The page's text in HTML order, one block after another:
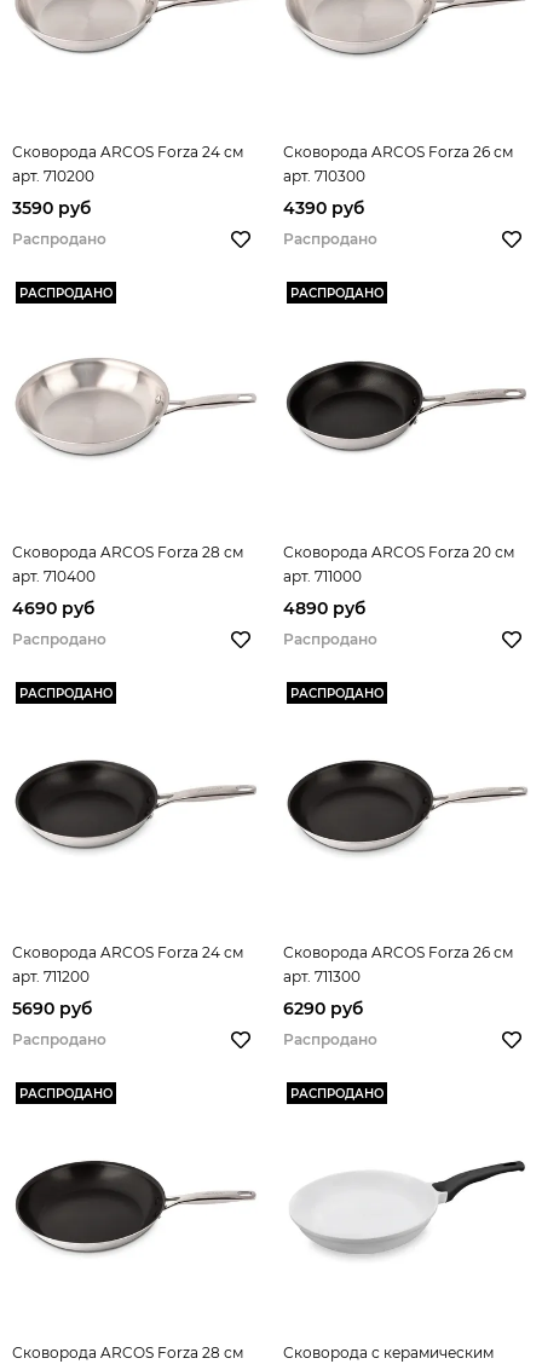
Сковорода ARCOS Forza 24 см
арт. 710200
3590 руб
Распродано
Сковорода ARCOS Forza 26 см
арт. 710300
4390 руб
Распродано
РАСПРОДАНО
Сковорода ARCOS Forza 28 см
арт. 710400
4690 руб
Распродано
РАСПРОДАНО
Сковорода ARCOS Forza 20 см
арт. 711000
4890 руб
Распродано
РАСПРОДАНО
Сковорода ARCOS Forza 24 см
арт. 711200
5690 руб
Распродано
РАСПРОДАНО
Сковорода ARCOS Forza 26 см
арт. 711300
6290 руб
Распродано
РАСПРОДАНО
Сковорода ARCOS Forza 28 см
РАСПРОДАНО
Сковорода с керамическим